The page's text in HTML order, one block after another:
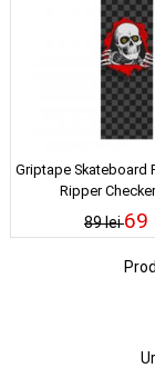
Griptape Skateboard
Ripper
89 lei69